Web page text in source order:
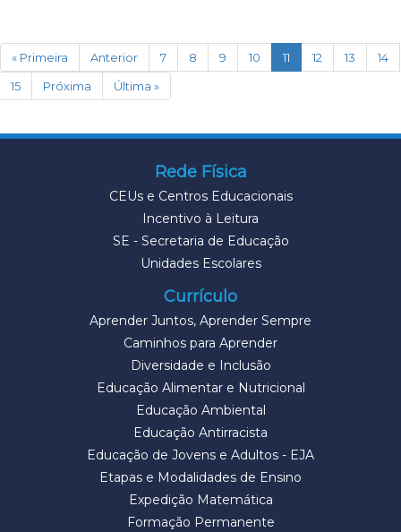
« Primeira Anterior 7 8 9 10 11 (current)
12 13
14
15
Próxima Última »
Rede Física
CEUs e Centros Educacionais
Incentivo à Leitura
SE - Secretaria de Educação
Unidades Escolares
Currículo
Aprender Juntos, Aprender Sempre
Caminhos para Aprender
Diversidade e Inclusão
Educação Alimentar e Nutricional
Educação Ambiental
Educação Antirracista
Educação de Jovens e Adultos - EJA
Etapas e Modalidades de Ensino
Expedição Matemática
Formação Permanente